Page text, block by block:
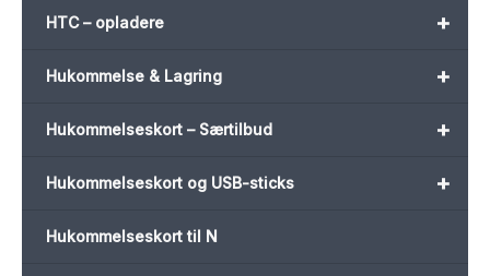
+
HTC – opladere
+
Hukommelse & Lagring
+
Hukommelseskort – Særtilbud
+
Hukommelseskort og USB-sticks
Hukommelseskort til N